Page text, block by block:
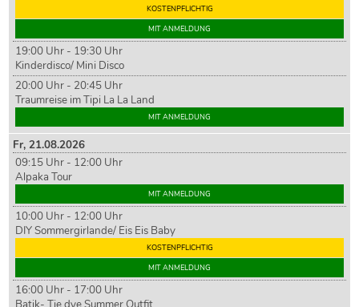
KOSTENPFLICHTIG
MIT ANMELDUNG
19:00 Uhr - 19:30 Uhr
Kinderdisco/ Mini Disco
20:00 Uhr - 20:45 Uhr
Traumreise im Tipi La La Land
MIT ANMELDUNG
Fr,21.08.2026
09:15 Uhr - 12:00 Uhr
Alpaka Tour
MIT ANMELDUNG
10:00 Uhr - 12:00 Uhr
DIY Sommergirlande/ Eis Eis Baby
KOSTENPFLICHTIG
MIT ANMELDUNG
16:00 Uhr - 17:00 Uhr